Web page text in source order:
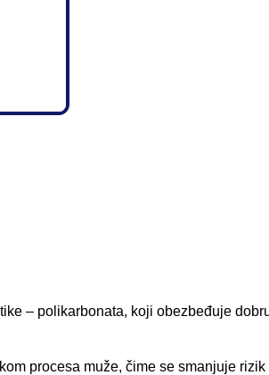
– polikarbonata, koji obezbeđuje
procesa muže, čime se smanjuje